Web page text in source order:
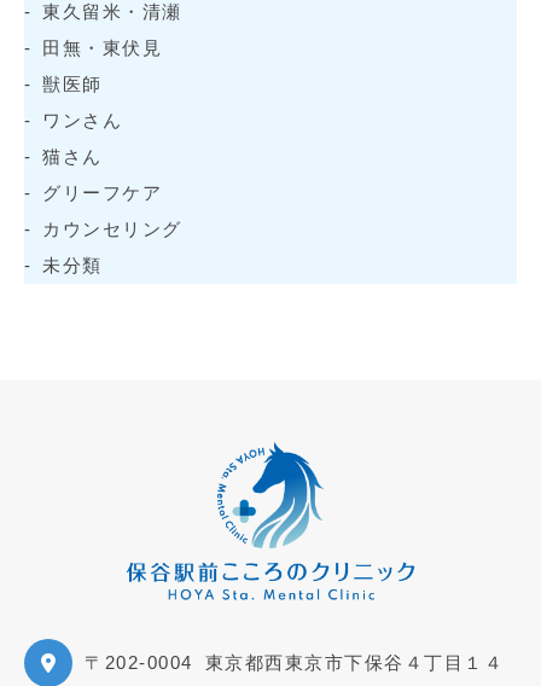
東久留米・清瀬
田無・東伏見
獣医師
ワンさん
猫さん
グリーフケア
カウンセリング
未分類
〒202-0004
東京都西東京市下保谷４丁目１４